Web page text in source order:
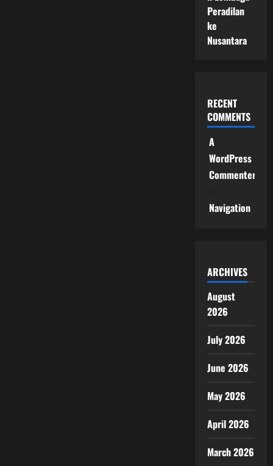
Peradilan
ke
Nusantara
RECENT
COMMENTS
A
WordPress
Commenter
Navigation
ARCHIVES
August
2026
July 2026
June 2026
May 2026
April 2026
March 2026